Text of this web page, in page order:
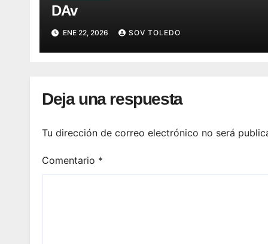
DAv
ENE 22, 2026 SOV TOLEDO
Deja una respuesta
Tu dirección de correo electrónico no será
Comentario *